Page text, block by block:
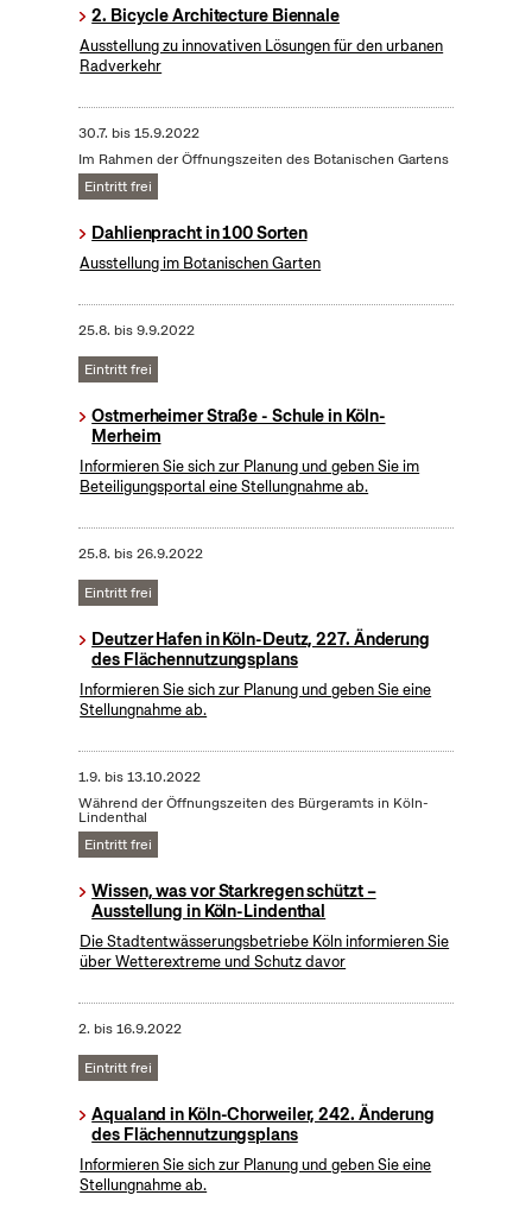
2. Bicycle Architecture Biennale
Ausstellung zu innovativen Lösungen für den urbanen
Radverkehr
30.7. bis15.9.2022
Im Rahmen der Öffnungszeiten des Botanischen Gartens
Eintritt frei
Dahlienpracht in 100 Sorten
Ausstellung im Botanischen Garten
25.8. bis9.9.2022
Eintritt frei
Ostmerheimer Straße - Schule in Köln-
Merheim
Informieren Sie sich zur Planung und geben Sie im
Beteiligungsportal eine Stellungnahme ab.
25.8. bis26.9.2022
Eintritt frei
Deutzer Hafen in Köln-Deutz, 227. Änderung
des Flächennutzungsplans
Informieren Sie sich zur Planung und geben Sie eine
Stellungnahme ab.
1.9. bis13.10.2022
Während der Öffnungszeiten des Bürgeramts in Köln-
Lindenthal
Eintritt frei
Wissen, was vor Starkregen schützt –
Ausstellung in Köln-Lindenthal
Die Stadtentwässerungsbetriebe Köln informieren Sie
über Wetterextreme und Schutz davor
2. bis16.9.2022
Eintritt frei
Aqualand in Köln-Chorweiler, 242. Änderung
des Flächennutzungsplans
Informieren Sie sich zur Planung und geben Sie eine
Stellungnahme ab.